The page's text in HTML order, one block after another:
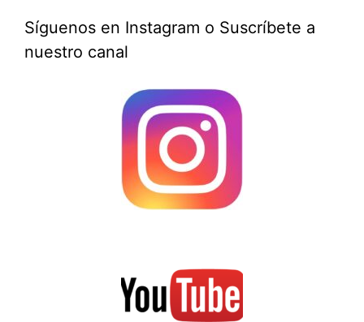
Síguenos en Instagram o Suscríbete a
nuestro canal